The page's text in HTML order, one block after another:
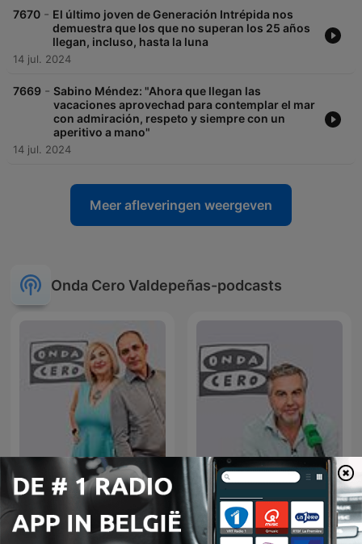
7670 - El último joven de Generación Intrépida nos
demuestra que los que no superan los 25 años
llegan, incluso, hasta la luna
14 jul. 2024
7669 - Sabino Méndez: "Ahora que llegan las
vacaciones aprovechad para contemplar el mar
con admiración, respeto y siempre con un
aperitivo a mano"
14 jul. 2024
Meer afleveringen weergeven
Onda Cero Valdepeñas-podcasts
La Rosa de los Vientos